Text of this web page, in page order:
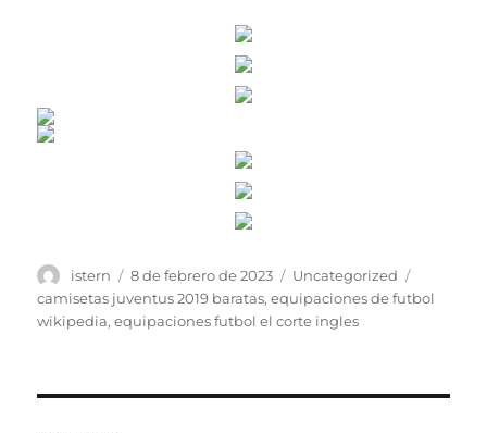
Autor
istern
Publicado
el
8 de febrero de 2023 Categorías
Uncategorized
camisetas juventus 2019 baratas,equipaciones de futbol
wikipedia,equipaciones futbol el corte ingles